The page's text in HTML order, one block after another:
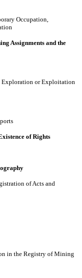
Occupation,
Assignments and the
Exploration or Exploitation
of Rights
of Acts and
in the Registry of Mining